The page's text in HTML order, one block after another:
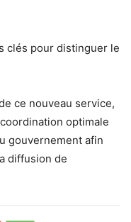
clés pour distinguer le
ce nouveau service,
optimale
gouvernement afin
diffusion de